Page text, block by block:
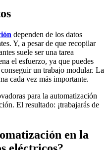
dependen de los datos
Y, a pesar de que recopilar
suele ser una tarea
el esfuerzo, ya que puedes
un trabajo modular. La
cada vez más importante.
para la automatización
El resultado: ¡trabajarás de
en la